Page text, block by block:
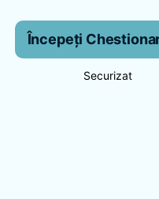
Începeți
Securizat